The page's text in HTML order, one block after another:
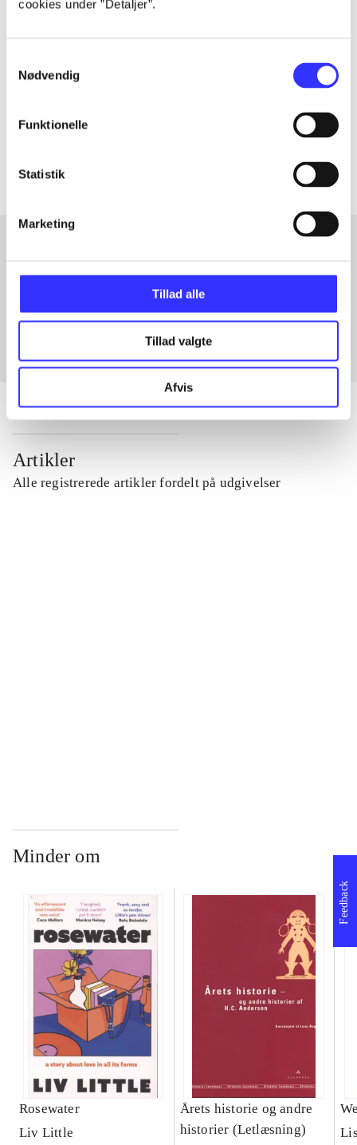
cookies under ”Detaljer”.
Nødvendig
Funktionelle
Statistik
Marketing
Tillad alle
Tillad valgte
Afvis
Artikler med samme emner
Artikler
Alle registrerede artikler fordelt på udgivelser
Minder om
Rosewater
Liv Little
Årets historie og andre
historier (Letlæsning)
Feedback